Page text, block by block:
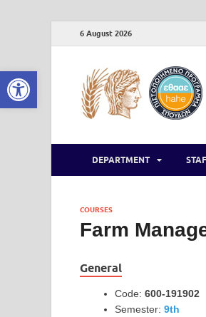
Open toolbar
6 August 2026
DEPARTMENT
COURSES
Farm
General
Code: 600-191902
Semester: 9th